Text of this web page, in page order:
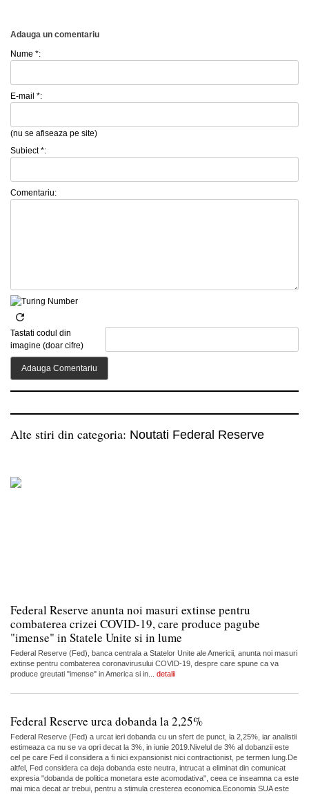
Adauga un comentariu
Nume *:
E-mail *:
(nu se afiseaza pe site)
Subiect *:
Comentariu:
Tastati codul din
imagine (doar cifre)
Alte stiri din categoria: Noutati Federal Reserve
Federal Reserve anunta noi masuri extinse pentru
combaterea crizei COVID-19, care produce pagube
"imense" in Statele Unite si in lume
Federal Reserve (Fed), banca centrala a Statelor Unite ale Americii, anunta noi masuri
extinse pentru combaterea coronavirusului COVID-19, despre care spune ca va
produce greutati "imense" in America si in... detalii
Federal Reserve urca dobanda la 2,25%
Federal Reserve (Fed) a urcat ieri dobanda cu un sfert de punct, la 2,25%, iar analistii
estimeaza ca nu se va opri decat la 3%, in iunie 2019.Nivelul de 3% al dobanzii este
cel pe care Fed il considera a fi nici expansionist nici contractionist, pe termen lung.De
altfel, Fed considera ca deja dobanda este neutra, intrucat a eliminat din comunicat
expresia "dobanda de politica monetara este acomodativa", ceea ce inseamna ca este
mai mica decat ar trebui, pentru a stimula cresterea economica.Economia SUA este